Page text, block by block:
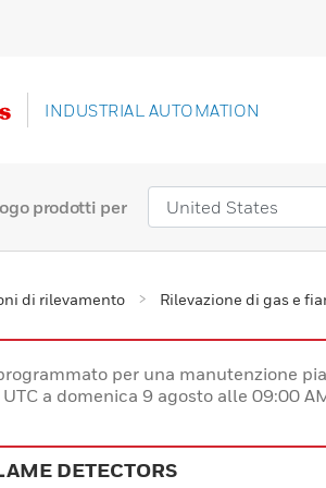
INDUSTRIAL AUTOMATION
prodotti per
di rilevamento Rilevazione di gas e
per una manutenzione
a domenica 9 agosto alle 09:00
DETECTORS